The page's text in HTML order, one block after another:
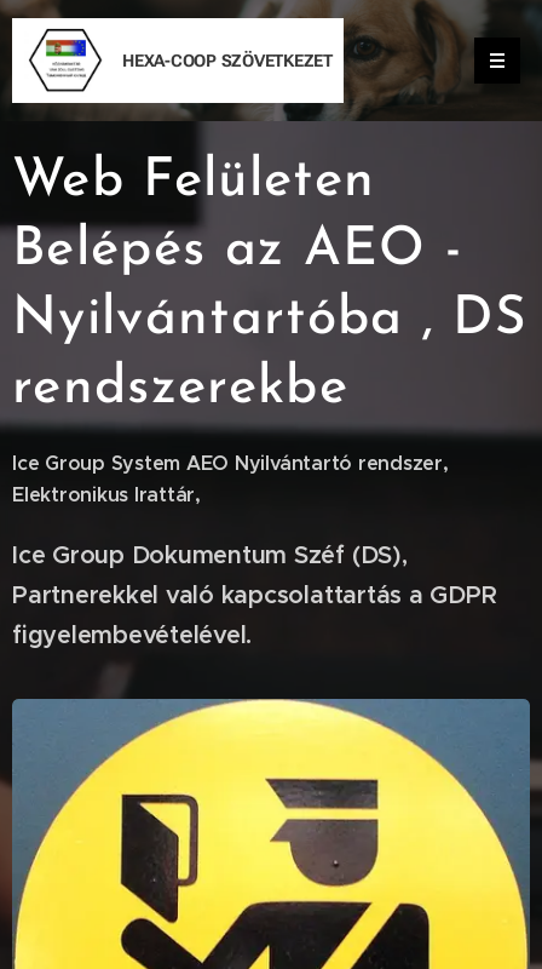
HEXA-COOP SZÖVETKEZET
Web Felületen
Belépés az AEO -
Nyilvántartóba , DS
rendszerekbe
Ice Group System AEO Nyilvántartó rendszer,
Elektronikus Irattár,
Ice Group Dokumentum Széf (DS),
Partnerekkel való kapcsolattartás a GDPR
figyelembevételével.